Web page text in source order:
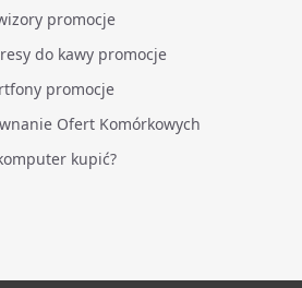
promocje
do kawy promocje
promocje
Ofert Komórkowych
kupić?